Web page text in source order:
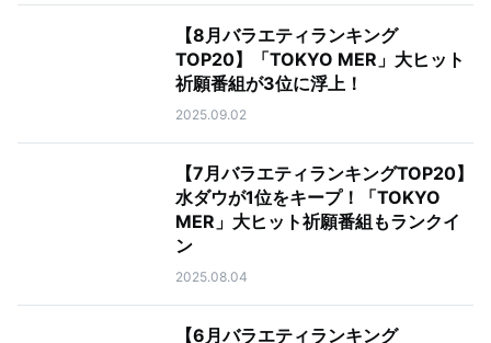
【8月バラエティランキング
TOP20】「TOKYO MER」大ヒット
祈願番組が3位に浮上！
2025.09.02
【7月バラエティランキングTOP20】
水ダウが1位をキープ！「TOKYO
MER」大ヒット祈願番組もランクイ
ン
2025.08.04
【6月バラエティランキング